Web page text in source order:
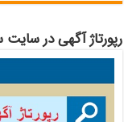
رپورتاژ آگهی در